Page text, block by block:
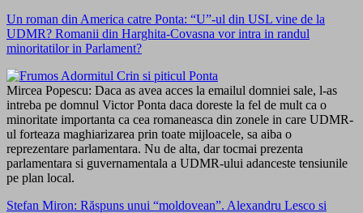
Un roman din America catre Ponta: “U”-ul din USL vine de la
UDMR? Romanii din Harghita-Covasna vor intra in randul
minoritatilor in Parlament?
Mircea Popescu: Daca as avea acces la emailul domniei sale, l-as
intreba pe domnul Victor Ponta daca doreste la fel de mult ca o
minoritate importanta ca cea romaneasca din zonele in care UDMR-
ul forteaza maghiarizarea prin toate mijloacele, sa aiba o
reprezentare parlamentara. Nu de alta, dar tocmai prezenta
parlamentara si guvernamentala a UDMR-ului adanceste tensiunile
pe plan local.
Stefan Miron: Răspuns unui “moldovean”. Alexandru Lesco si